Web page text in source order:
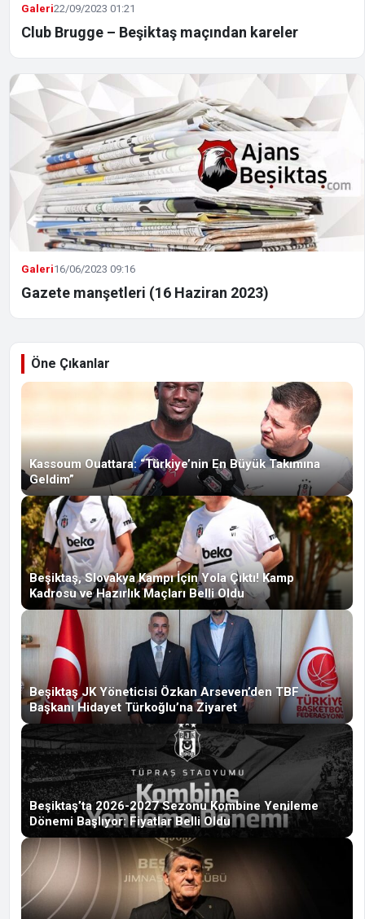
Galeri22/09/2023 01:21
Club Brugge – Beşiktaş maçından kareler
Galeri16/06/2023 09:16
Gazete manşetleri (16 Haziran 2023)
Öne Çıkanlar
Kassoum Ouattara: “Türkiye’nin En Büyük Takımına
Geldim”
Beşiktaş, Slovakya Kampı İçin Yola Çıktı! Kamp
Kadrosu ve Hazırlık Maçları Belli Oldu
Beşiktaş JK Yöneticisi Özkan Arseven’den TBF
Başkanı Hidayet Türkoğlu’na Ziyaret
Beşiktaş’ta 2026-2027 Sezonu Kombine Yenileme
Dönemi Başlıyor: Fiyatlar Belli Oldu